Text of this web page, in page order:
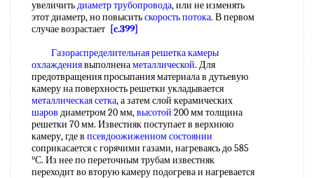
увеличитьдиаметр трубопровода, или не изменять
этот диаметр, но повыситьскорость потока. В первом
случае возрастает [c.399]
Газораспределительная решеткакамеры
охлаждениявыполненаметаллической. Для
предотвращения просыпания материала в дутьевую
камеру на поверхность решетки укладывается
металлическая сетка, а затем слой керамических
шаров диаметром 20 мм,высотой 200 мм толщина
решетки 70 мм. Известняк поступает в верхнюю
камеру, где в псевдоожиженном состоянии
соприкасается с горячими газами, нагреваясь до 585
°С. Из нее по переточным трубам известняк
переходит во вторую камеру подогрева и нагревается